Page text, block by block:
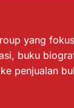
yang
buku
penjualan